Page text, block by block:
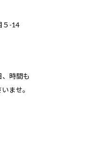
５-14
時間も
ませ。